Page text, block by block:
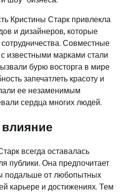
Кристины Старк привлекла
и дизайнеров, которые
Совместные
известными марками стали
бурю восторга в мире
запечатлеть красоту и
ее незаменимым
сердца многих людей.
всегда оставалась
публики. Она предпочитает
подальше от любопытных
карьере и достижениях. Тем